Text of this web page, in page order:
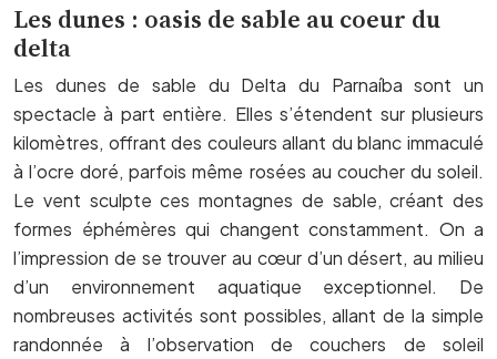
Les dunes : oasis de sable au coeur du
delta
Les dunes de sable du Delta du Parnaíba sont un
spectacle à part entière. Elles s’étendent sur plusieurs
kilomètres, offrant des couleurs allant du blanc immaculé
à l’ocre doré, parfois même rosées au coucher du soleil.
Le vent sculpte ces montagnes de sable, créant des
formes éphémères qui changent constamment. On a
l’impression de se trouver au cœur d’un désert, au milieu
d’un environnement aquatique exceptionnel. De
nombreuses activités sont possibles, allant de la simple
randonnée à l’observation de couchers de soleil